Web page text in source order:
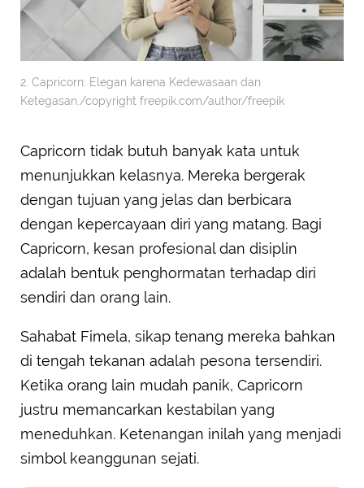
2. Capricorn: Elegan karena Kedewasaan dan
Ketegasan./copyright freepik.com/author/freepik
Capricorn tidak butuh banyak kata untuk
menunjukkan kelasnya. Mereka bergerak
dengan tujuan yang jelas dan berbicara
dengan kepercayaan diri yang matang. Bagi
Capricorn, kesan profesional dan disiplin
adalah bentuk penghormatan terhadap diri
sendiri dan orang lain.
Sahabat Fimela, sikap tenang mereka bahkan
di tengah tekanan adalah pesona tersendiri.
Ketika orang lain mudah panik, Capricorn
justru memancarkan kestabilan yang
meneduhkan. Ketenangan inilah yang menjadi
simbol keanggunan sejati.